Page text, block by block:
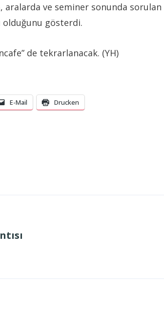
ve seminer sonunda
olduğunu gösterdi.
de tekrarlanacak. (YH)
E-Mail Drucken